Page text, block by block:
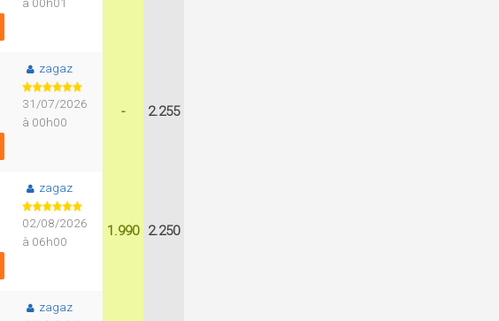
zagaz
31/07/2026
à 00h00
- 2.255
zagaz
02/08/2026
à 06h00
1.990 2.250
zagaz